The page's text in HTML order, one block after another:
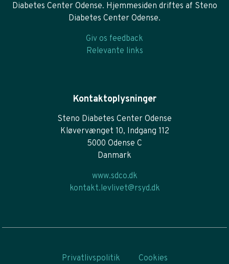
Diabetes Center Odense. Hjemmesiden driftes af Steno
Diabetes Center Odense.
Giv os feedback
Relevante links
Kontaktoplysninger
Steno Diabetes Center Odense
Kløvervænget 10, Indgang 112
5000 Odense C
Danmark
www.sdco.dk
kontakt.levlivet@rsyd.dk
Privatlivspolitik Cookies